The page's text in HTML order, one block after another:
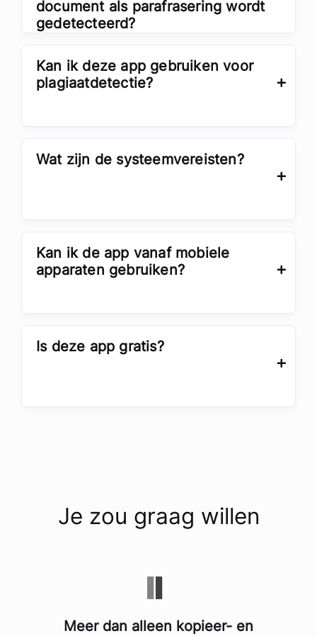
document als parafrasering wordt
gedetecteerd?
Kan ik deze app gebruiken voor
plagiaatdetectie?
Wat zijn de systeemvereisten?
Kan ik de app vanaf mobiele
apparaten gebruiken?
Is deze app gratis?
Je zou graag willen
Meer dan alleen kopieer- en